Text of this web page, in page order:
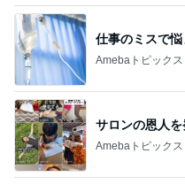
仕事のミスで
Amebaトピックス
サロンの恩人
Amebaトピックス